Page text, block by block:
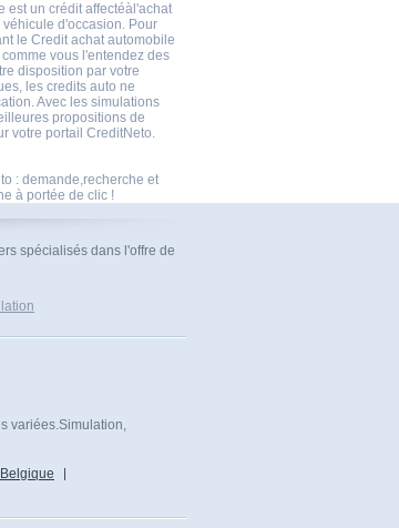
est un crédit affectéàl'achat
d'occasion. Pour
le Credit achat automobile
vous l'entendez des
disposition par votre
les credits auto ne
Avec les simulations
propositions de
votre portail CreditNeto.
: demande,recherche et
à portée de clic !
spécialisés dans l'offre de
variées.Simulation,